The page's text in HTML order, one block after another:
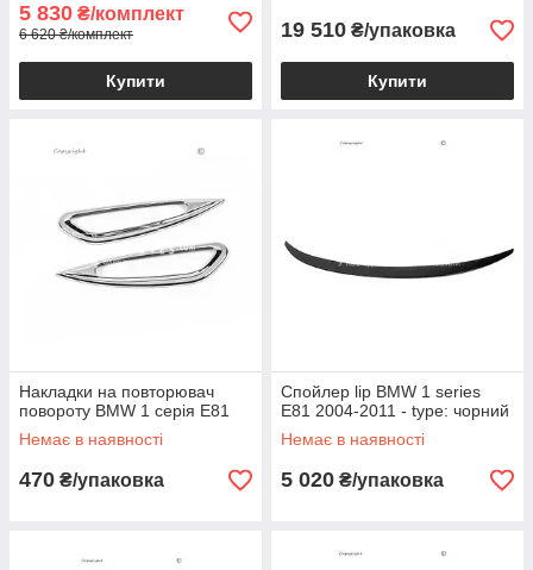
5 830 ₴/комплект
6 620 ₴/комплект
Купити
19 510 ₴/упаковка
Купити
Накладки на повторювач
повороту BMW 1 серія E81
Немає в наявності
470 ₴/упаковка
Спойлер lip BMW 1 series
E81 2004-2011 - type: чорний
Немає в наявності
5 020 ₴/упаковка